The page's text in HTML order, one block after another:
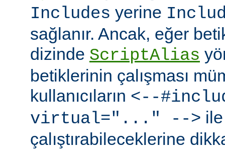
Includes yerine
sağlanır. Ancak, eğer
dizinde ScriptAlias
betiklerinin çalışması
kullanıcıların <--
virtual="..." -->
çalıştırabileceklerine